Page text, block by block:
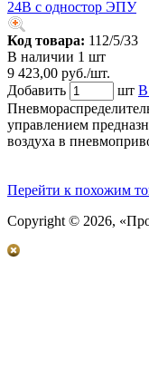
Код товара: 112/5/33
В наличии 1 шт
9 423,00 руб./шт.
Добавить
шт В
управлением
воздуха в
Перейти к похожим
Copyright © 2026,